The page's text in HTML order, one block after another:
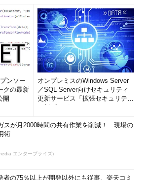
ンソー
クの最新
開
オンプレミスのWindows Server
／SQL Server向けセキュリティ
更新サービス「拡張セキュリティ
スが月2000時間の共有作業を削減！ 現場の
術
エンタープライズ)
者の75％以上が開発以外にも従事、楽天コミ